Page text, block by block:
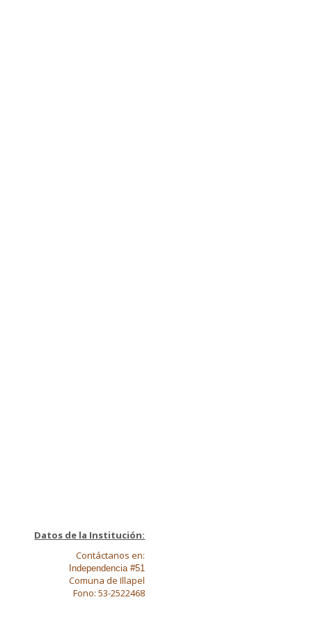
Datos de la Institución:
Contáctanos en:
Independencia #51
Comuna de Illapel
Fono: 53-2522468